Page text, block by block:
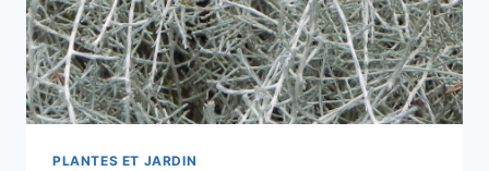
PLANTES ET JARDIN